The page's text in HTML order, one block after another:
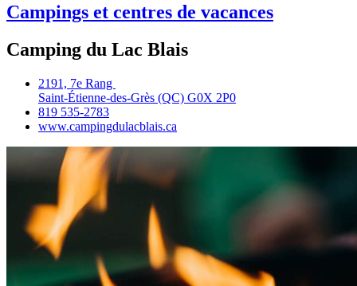
Campings et centres de vacances
Camping du Lac Blais
2191, 7e Rang
Saint‑Étienne‑des‑Grès (QC) G0X 2P0
819 535‑2783
www.campingdulacblais.ca